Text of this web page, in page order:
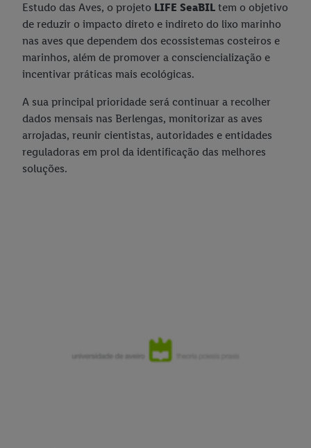
Estudo das Aves, o projeto LIFE SeaBIL tem o objetivo
de reduzir o impacto direto e indireto do lixo marinho
nas aves que dependem dos ecossistemas costeiros e
marinhos, além de promover a consciencialização e
incentivar práticas mais ecológicas.
A sua principal prioridade será continuar a recolher
dados mensais nas Berlengas, monitorizar as aves
arrojadas, reunir cientistas, autoridades e entidades
reguladoras em prol da identificação das melhores
soluções.